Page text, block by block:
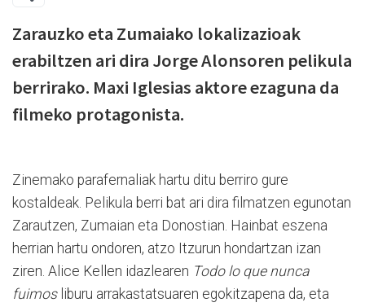
Zarauzko eta Zumaiako lokalizazioak
erabiltzen ari dira Jorge Alonsoren pelikula
berrirako. Maxi Iglesias aktore ezaguna da
filmeko protagonista.
Zinemako parafernaliak hartu ditu berriro gure
kostaldeak. Pelikula berri bat ari dira filmatzen egunotan
Zarautzen, Zumaian eta Donostian. Hainbat eszena
herrian hartu ondoren, atzo Itzurun hondartzan izan
ziren. Alice Kellen idazlearen Todo lo que nunca
fuimosliburu arrakastatsuaren egokitzapena da, eta